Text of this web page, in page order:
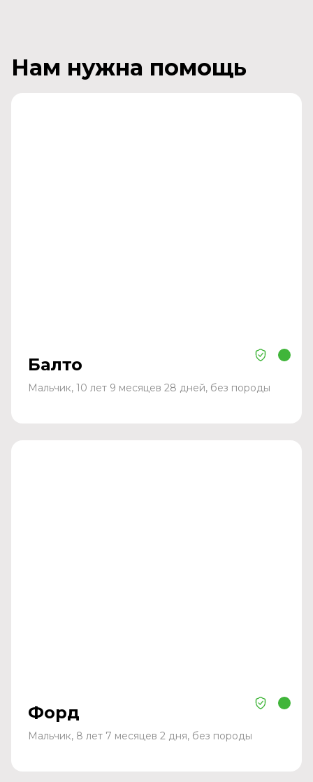
Нам нужна помощь
Балто
Мальчик, 10 лет 9 месяцев 28 дней, без породы
Форд
Мальчик, 8 лет 7 месяцев 2 дня, без породы